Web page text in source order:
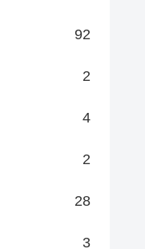
92
2
4
2
28
3